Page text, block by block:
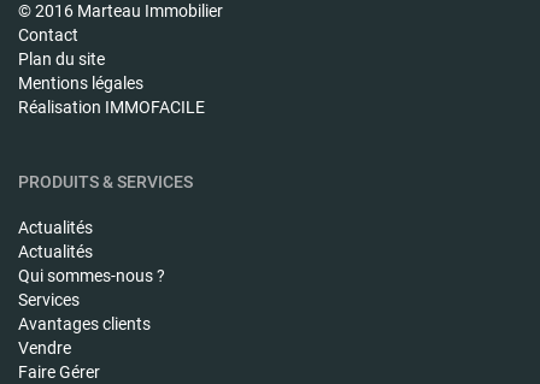
© 2016 Marteau Immobilier
Contact
Plan du site
Mentions légales
Réalisation IMMOFACILE
PRODUITS & SERVICES
Actualités
Actualités
Qui sommes-nous ?
Services
Avantages clients
Vendre
Faire Gérer